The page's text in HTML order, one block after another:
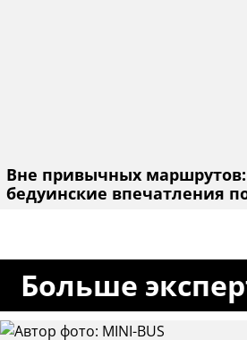
Вне привычных
бедуинские впечатления
Больше